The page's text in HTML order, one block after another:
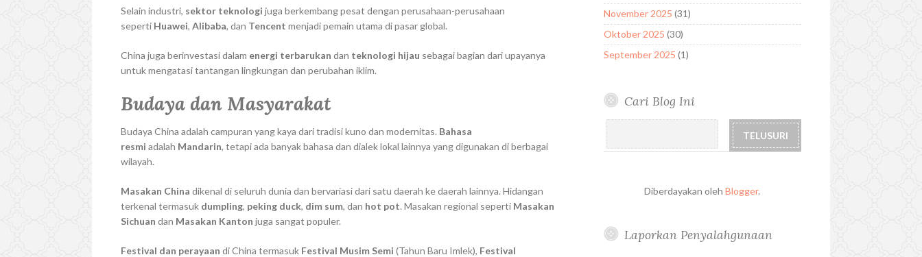
Selain industri, sektor teknologi juga berkembang pesat dengan perusahaan-perusahaan
seperti Huawei,Alibaba, dan Tencent menjadi pemain utama di pasar global.
China juga berinvestasi dalam energi terbarukan dan teknologi hijau sebagai bagian dari upayanya
untuk mengatasi tantangan lingkungan dan perubahan iklim.
Budaya dan Masyarakat
Budaya China adalah campuran yang kaya dari tradisi kuno dan modernitas. Bahasa
resmi adalah Mandarin, tetapi ada banyak bahasa dan dialek lokal lainnya yang digunakan di berbagai
wilayah.
Masakan China dikenal di seluruh dunia dan bervariasi dari satu daerah ke daerah lainnya. Hidangan
terkenal termasuk dumpling, peking duck, dim sum, dan hot pot. Masakan regional seperti Masakan
Sichuan dan Masakan Kanton juga sangat populer.
Festival dan perayaan di China termasuk Festival Musim Semi (Tahun Baru Imlek), Festival
November 2025 (31)
Oktober 2025 (30)
September 2025 (1)
Cari Blog Ini
Diberdayakan olehBlogger.
Laporkan Penyalahgunaan